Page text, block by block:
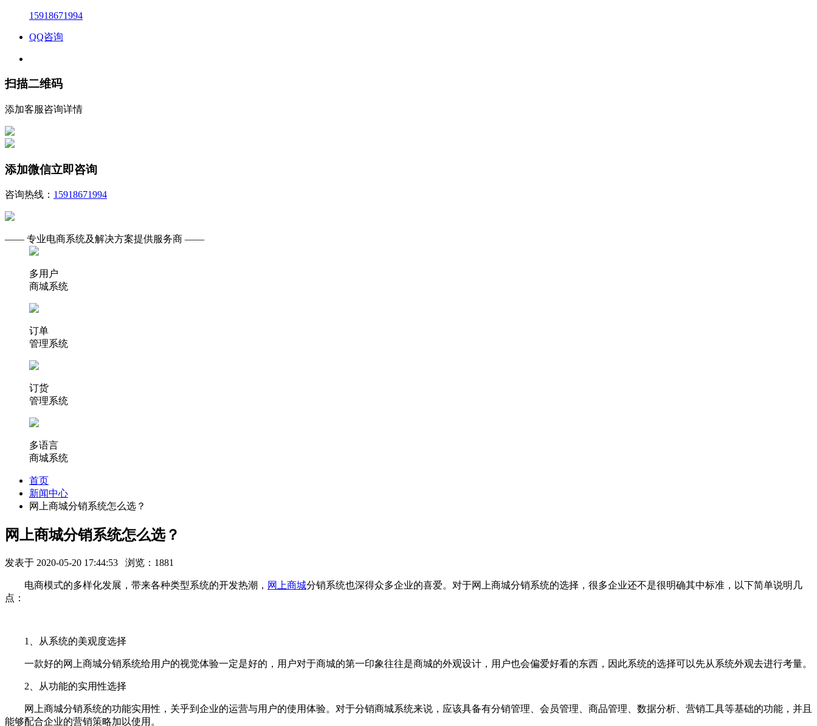
15918671994
QQ咨询
扫描二维码
添加客服咨询详情
添加微信立即咨询
咨询热线： 15918671994
—— 专业电商系统及解决方案提供服务商 ——
多用户
商城系统
订单
管理系统
订货
管理系统
多语言
商城系统
首页
新闻中心
网上商城分销系统怎么选？
网上商城分销系统怎么选？
发表于 2020-05-20 17:44:53 浏览：1881
电商模式的多样化发展，带来各种类型系统的开发热潮， 网上商城分销系统也深得众多企业的喜爱。对于网上商城分销系统的选择，很多企业还不是很明确其中标准，以下简单说明几
点：
1、从系统的美观度选择
一款好的网上商城分销系统给用户的视觉体验一定是好的，用户对于商城的第一印象往往是商城的外观设计，用户也会偏爱好看的东西，因此系统的选择可以先从系统外观去进行考量。
2、从功能的实用性选择
网上商城分销系统的功能实用性，关乎到企业的运营与用户的使用体验。对于分销商城系统来说，应该具备有分销管理、会员管理、商品管理、数据分析、营销工具等基础的功能，并且
能够配合企业的营销策略加以使用。